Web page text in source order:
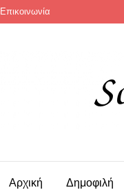
Επικοινωνία
Αρχική Δημοφιλή